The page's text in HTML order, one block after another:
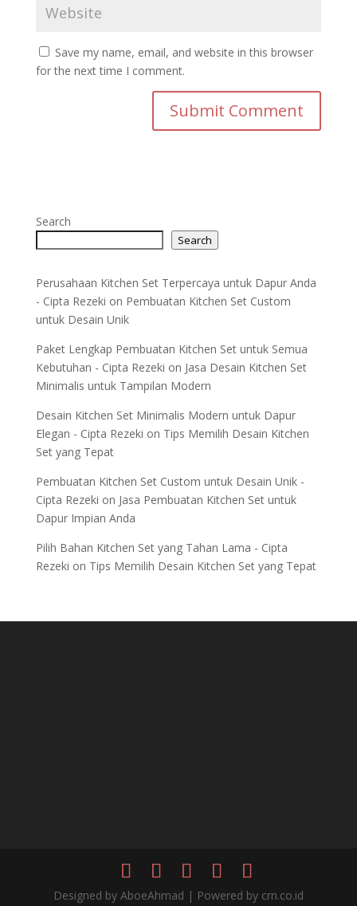
Save my name, email, and website in this browser
for the next time I comment.
Search
Search
Perusahaan Kitchen Set Terpercaya untuk Dapur Anda
- Cipta Rezeki on Pembuatan Kitchen Set Custom
untuk Desain Unik
Paket Lengkap Pembuatan Kitchen Set untuk Semua
Kebutuhan - Cipta Rezeki on Jasa Desain Kitchen Set
Minimalis untuk Tampilan Modern
Desain Kitchen Set Minimalis Modern untuk Dapur
Elegan - Cipta Rezeki on Tips Memilih Desain Kitchen
Set yang Tepat
Pembuatan Kitchen Set Custom untuk Desain Unik -
Cipta Rezeki on Jasa Pembuatan Kitchen Set untuk
Dapur Impian Anda
Pilih Bahan Kitchen Set yang Tahan Lama - Cipta
Rezeki on Tips Memilih Desain Kitchen Set yang Tepat
Designed by AboeAhmad | Powered by crn.co.id